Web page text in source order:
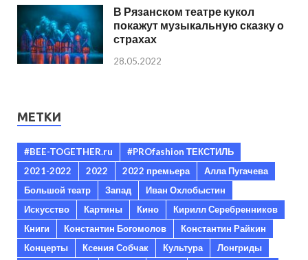
В Рязанском театре кукол
покажут музыкальную сказку о
страхах
28.05.2022
МЕТКИ
#BEE-TOGETHER.ru
#PROfashion ТЕКСТИЛЬ
2021-2022
2022 2022 премьера
Алла Пугачева
Большой театр
Запад
Иван Охлобыстин
Искусство
Картины Кино
Кирилл Серебренников
Книги
Константин Богомолов
Константин Райкин
Концерты
Ксения Собчак Культура
Лонгриды